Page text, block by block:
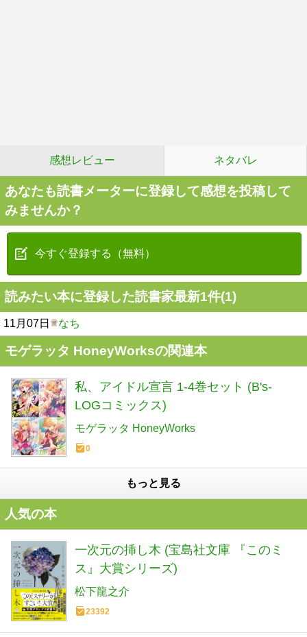
感想レビュー ネタバレ
あなたも読書メーターに登録して感想を投稿して
みませんか？
今すぐ登録する（無料）
読みたい本に登録した読書家最新1件(1)
11月07日 なち
モゲラッタ HoneyWorksの関連本
私、アイドル宣言 1-4巻セット (B's-
LOGコミックス)
モゲラッタ HoneyWorks
0
もっと見る
人気の本
一次元の挿し木 (宝島社文庫 『このミ
ス』大賞シリーズ)
松下龍之介
23392